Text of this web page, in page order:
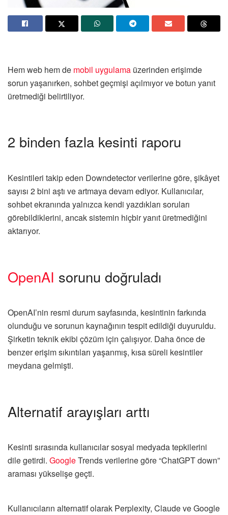
Hem web hem de mobil uygulama üzerinden erişimde
sorun yaşanırken, sohbet geçmişi açılmıyor ve botun yanıt
üretmediği belirtiliyor.
2 binden fazla kesinti raporu
Kesintileri takip eden Downdetector verilerine göre, şikâyet
sayısı 2 bini aştı ve artmaya devam ediyor. Kullanıcılar,
sohbet ekranında yalnızca kendi yazdıkları soruları
görebildiklerini, ancak sistemin hiçbir yanıt üretmediğini
aktarıyor.
OpenAI sorunu doğruladı
OpenAI’nin resmi durum sayfasında, kesintinin farkında
olunduğu ve sorunun kaynağının tespit edildiği duyuruldu.
Şirketin teknik ekibi çözüm için çalışıyor. Daha önce de
benzer erişim sıkıntıları yaşanmış, kısa süreli kesintiler
meydana gelmişti.
Alternatif arayışları arttı
Kesinti sırasında kullanıcılar sosyal medyada tepkilerini
dile getirdi. GoogleTrends verilerine göre “ChatGPT down”
araması yükselişe geçti.
Kullanıcıların alternatif olarak Perplexity, Claude ve Google